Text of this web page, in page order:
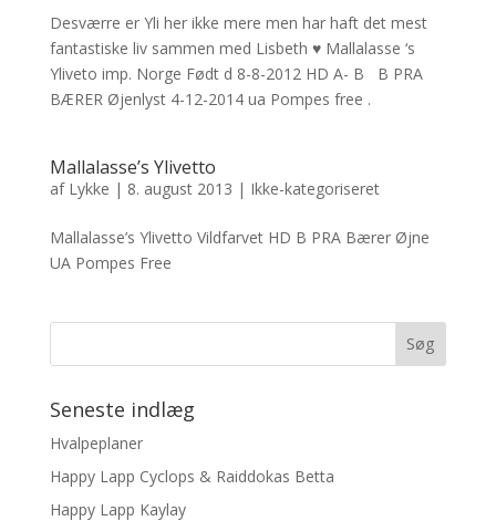
Desværre er Yli her ikke mere men har haft det mest
fantastiske liv sammen med Lisbeth ♥ Mallalasse ‘s
Yliveto imp. Norge Født d 8-8-2012 HD A- B B PRA
BÆRER Øjenlyst 4-12-2014 ua Pompes free .
Mallalasse’s Ylivetto
af Lykke | 8. august 2013 | Ikke-kategoriseret
Mallalasse’s Ylivetto Vildfarvet HD B PRA Bærer Øjne
UA Pompes Free
Seneste indlæg
Hvalpeplaner
Happy Lapp Cyclops & Raiddokas Betta
Happy Lapp Kaylay